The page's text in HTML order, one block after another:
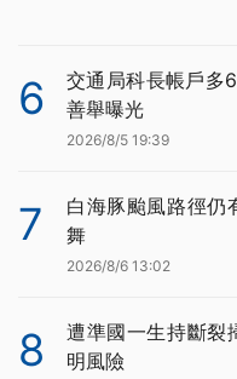
6
交通局科長帳戶多
善舉曝光
2026/8/5 19:39
7
白海豚颱風路徑仍
舞
2026/8/6 13:02
8
遭準國一生持斷裂
明風險